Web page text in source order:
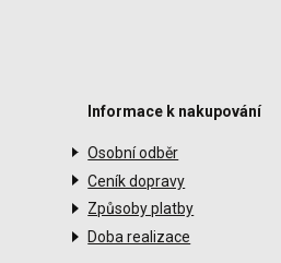
Informace k nakupování
Osobní odběr
Ceník dopravy
Způsoby platby
Doba realizace